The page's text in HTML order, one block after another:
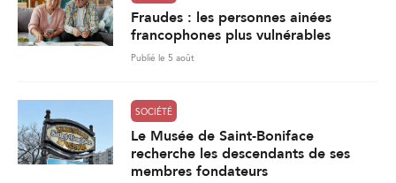
Fraudes : les personnes ainées
francophones plus vulnérables
Publié le 5 août
SOCIÉTÉ
Le Musée de Saint-Boniface
recherche les descendants de ses
membres fondateurs